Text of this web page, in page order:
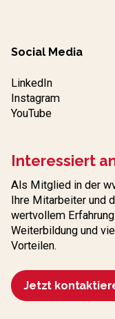
Social Media
LinkedIn
Instagram
YouTube
Interessiert
Als Mitglied in der
Ihre Mitarbeiter und
wertvollem
Weiterbildung und
Vorteilen.
Jetzt